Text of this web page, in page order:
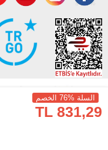
السلة %76 الخصم
831,29 TL جميع حقوق Modaselvim محفوظة ©2026